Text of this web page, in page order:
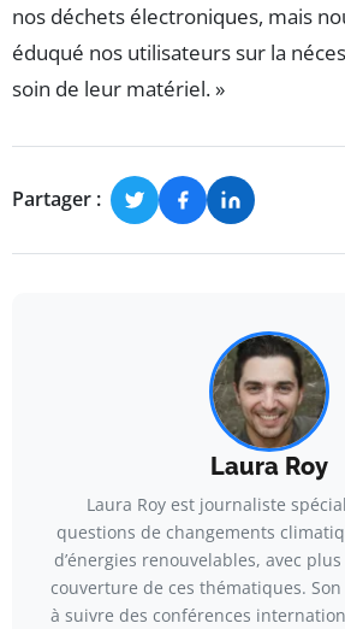
nos déchets électroniques, mais
éduqué nos utilisateurs sur la
soin de leur matériel. »
Partager :
Laura Roy
Laura Roy est journaliste
questions de changements
d’énergies renouvelables, avec
couverture de ces thématiques. Son
à suivre des conférences